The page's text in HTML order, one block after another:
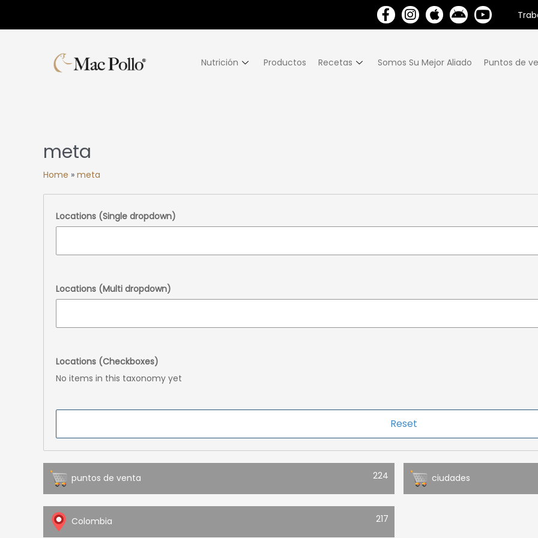
Nutrición Productos Recetas Somos Su Mejor Aliado Puntos de
meta
Home » meta
Locations (Single dropdown)
Locations (Multi dropdown)
Locations (Checkboxes)
No items in this taxonomy yet
puntos de venta 224 ciudades
Colombia 217